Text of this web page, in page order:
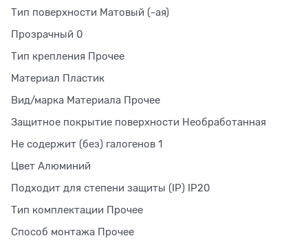
Тип поверхности Матовый (-ая)
Прозрачный 0
Тип крепления Прочее
Материал Пластик
Вид/марка Материала Прочее
Защитное покрытие поверхности Необработанная
Не содержит (без) галогенов 1
Цвет Алюминий
Подходит для степени защиты (IP) IP20
Тип комплектации Прочее
Способ монтажа Прочее